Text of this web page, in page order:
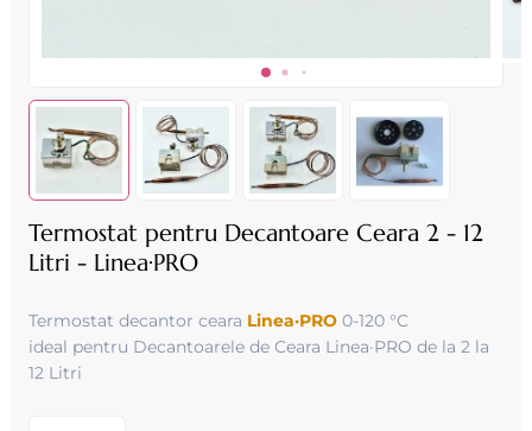
Termostat pentru Decantoare Ceara 2 - 12
Litri - Linea·PRO
Termostat decantor ceara Linea·PRO0-120 °C
ideal pentru Decantoarele de Ceara Linea·PRO de la 2 la
12 Litri